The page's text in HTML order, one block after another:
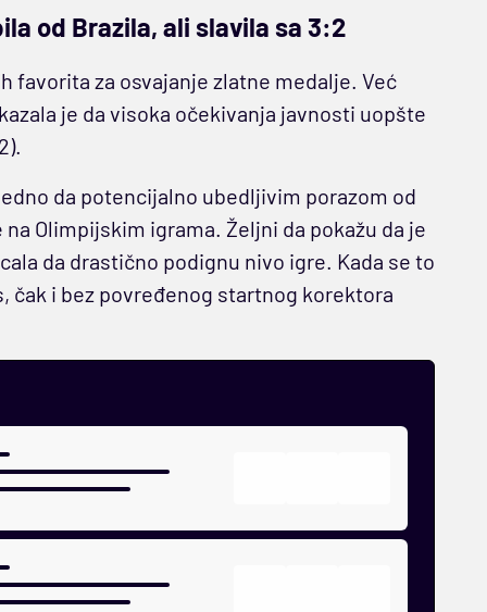
od Brazila, ali slavila sa 3:2
favorita za osvajanje zlatne medalje. Već
je da visoka očekivanja javnosti uopšte
da potencijalno ubedljivim porazom od
Olimpijskim igrama. Željni da pokažu da je
da drastično podignu nivo igre. Kada se to
čak i bez povređenog startnog korektora